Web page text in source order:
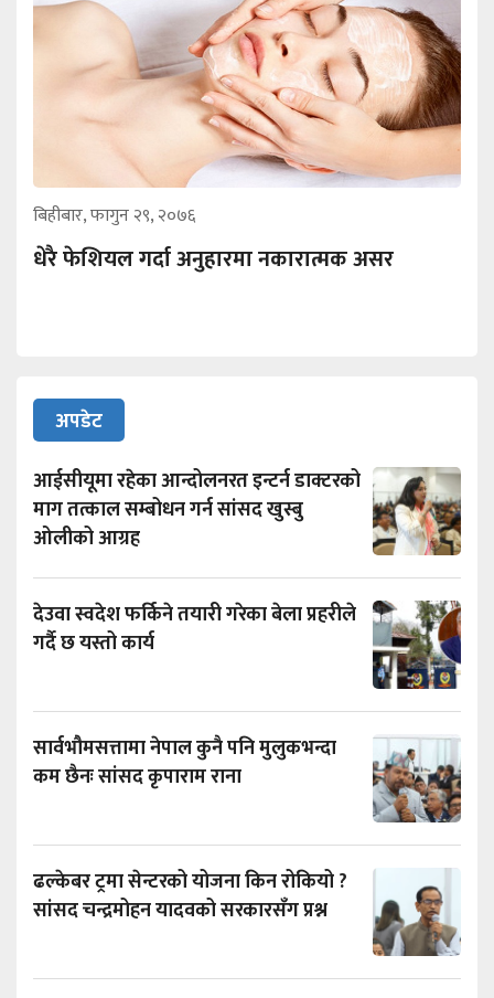
बिहीबार, फागुन २९, २०७६
धेरै फेशियल गर्दा अनुहारमा नकारात्मक असर
अपडेट
आईसीयूमा रहेका आन्दोलनरत इन्टर्न डाक्टरको
माग तत्काल सम्बोधन गर्न सांसद खुस्बु
ओलीको आग्रह
देउवा स्वदेश फर्किने तयारी गरेका बेला प्रहरीले
गर्दै छ यस्तो कार्य
सार्वभौमसत्तामा नेपाल कुनै पनि मुलुकभन्दा
कम छैनः सांसद कृपाराम राना
ढल्केबर ट्रमा सेन्टरको योजना किन रोकियो ?
सांसद चन्द्रमोहन यादवको सरकारसँग प्रश्न